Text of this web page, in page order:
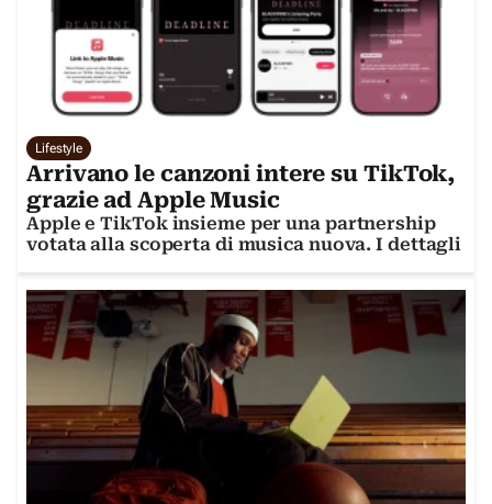
Lifestyle
Arrivano le canzoni intere su TikTok,
grazie ad Apple Music
Apple e TikTok insieme per una partnership
votata alla scoperta di musica nuova. I dettagli